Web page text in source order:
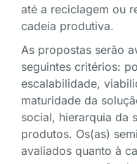
até a reciclagem ou
cadeia produtiva.
As propostas serão
seguintes critérios:
escalabilidade,
maturidade da
social, hierarquia da
produtos. Os(as)
avaliados quanto à